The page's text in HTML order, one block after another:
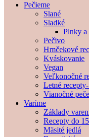
Pečieme
Slané
Sladké
Plnky a
Pečivo
Hrnčekové
Kváskovanie
Vegan
Veľkonočné
Letné
Vianočné
Varíme
Základy
Recepty do
Mäsité jedlá